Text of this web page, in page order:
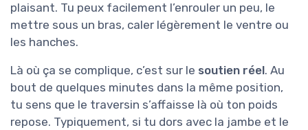
plaisant. Tu peux facilement l’enrouler un peu, le
mettre sous un bras, caler légèrement le ventre ou
les hanches.
Là où ça se complique, c’est sur le soutien réel. Au
bout de quelques minutes dans la même position,
tu sens que le traversin s’affaisse là où ton poids
repose. Typiquement, si tu dors avec la jambe et le